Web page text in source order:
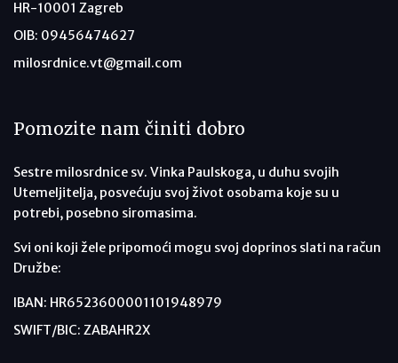
HR-10001 Zagreb
OIB: 09456474627
milosrdnice.vt@gmail.com
Pomozite nam činiti dobro
Sestre milosrdnice sv. Vinka Paulskoga, u duhu svojih
Utemeljitelja, posvećuju svoj život osobama koje su u
potrebi, posebno siromasima.
Svi oni koji žele pripomoći mogu svoj doprinos slati na račun
Družbe:
IBAN: HR6523600001101948979
SWIFT/BIC: ZABAHR2X